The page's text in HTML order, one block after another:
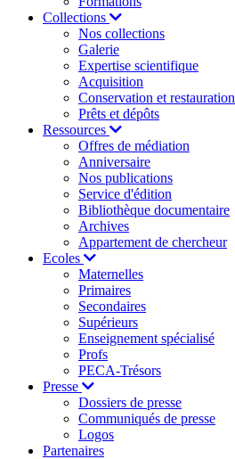
Collections
Nos collections
Galerie
Expertise scientifique
Acquisition
Conservation et restauration
Prêts et dépôts
Ressources
Offres de médiation
Anniversaire
Nos publications
Service d'édition
Bibliothèque documentaire
Archives
Appartement de chercheur
Ecoles
Maternelles
Primaires
Secondaires
Supérieurs
Enseignement spécialisé
Profs
PECA-Trésors
Presse
Dossiers de presse
Communiqués de presse
Logos
Partenaires